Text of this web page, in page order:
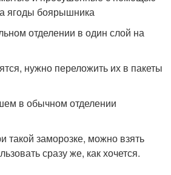
ягоды боярышника
отделении в один слой на
нужно переложить их в пакеты
в обычном отделении
такой заморозке, можно взять
сразу же, как хочется.